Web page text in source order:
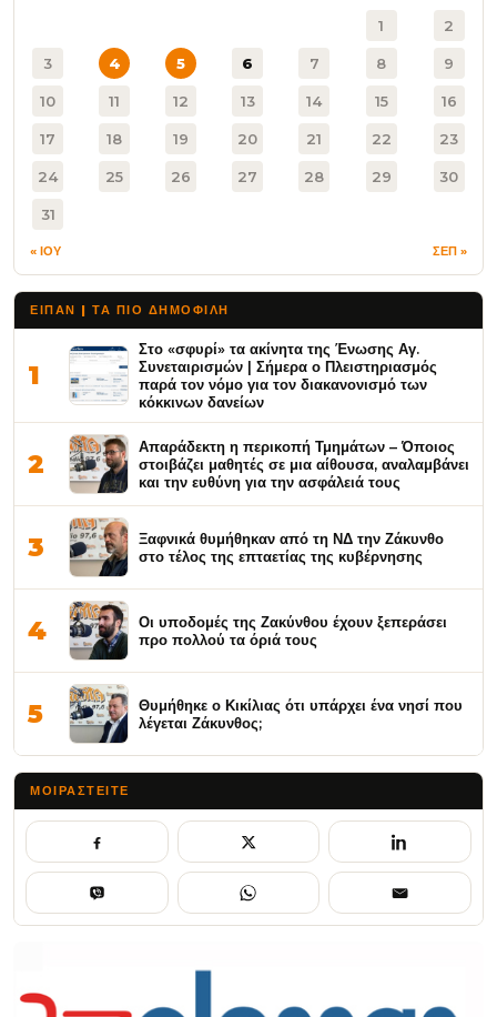
1 2
3 4 5 6 7 8 9
10 11 12 13 14 15 16
17 18 19 20 21 22 23
24 25 26 27 28 29 30
31
« ΙΟΥ ΣΕΠ »
ΕΙΠΑΝ | ΤΑ ΠΙΟ ΔΗΜΟΦΙΛΉ
1
Στο «σφυρί» τα ακίνητα της Ένωσης Αγ.
Συνεταιρισμών | Σήμερα ο Πλειστηριασμός
παρά τον νόμο για τον διακανονισμό των
κόκκινων δανείων
2
Απαράδεκτη η περικοπή Τμημάτων – Όποιος
στοιβάζει μαθητές σε μια αίθουσα, αναλαμβάνει
και την ευθύνη για την ασφάλειά τους
3
Ξαφνικά θυμήθηκαν από τη ΝΔ την Ζάκυνθο
στο τέλος της επταετίας της κυβέρνησης
4
Οι υποδομές της Ζακύνθου έχουν ξεπεράσει
προ πολλού τα όριά τους
5
Θυμήθηκε ο Κικίλιας ότι υπάρχει ένα νησί που
λέγεται Ζάκυνθος;
ΜΟΙΡΑΣΤΕΊΤΕ